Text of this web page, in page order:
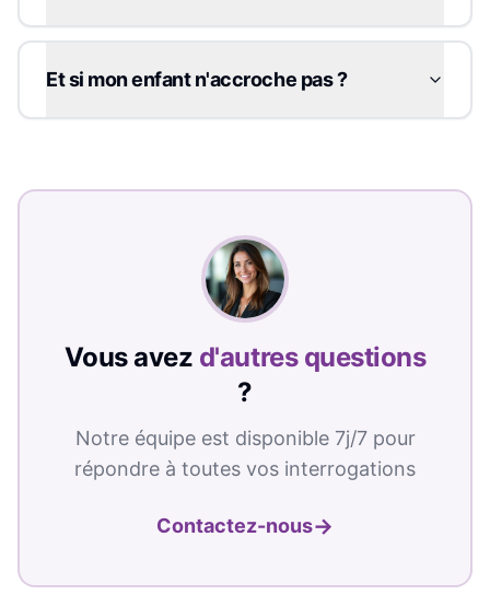
Et si mon enfant n'accroche pas ?
Vous avez d'autres questions
?
Notre équipe est disponible 7j/7 pour
répondre à toutes vos interrogations
Contactez-nous→